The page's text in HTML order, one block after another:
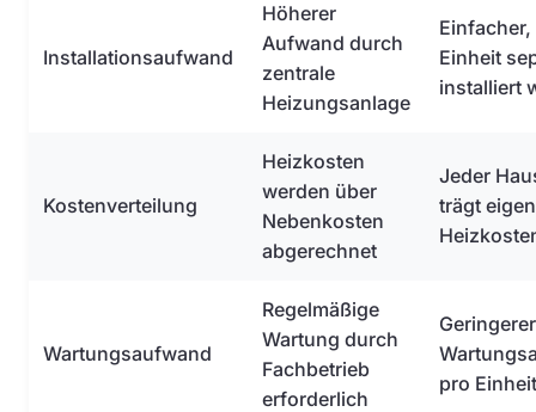
Installationsaufwand
Höherer
Aufwand durch
zentrale
Heizungsanlage
Einfacher,
Einheit
installiert
Kostenverteilung
Heizkosten
werden über
Nebenkosten
abgerechnet
Jeder
trägt
Wartungsaufwand
Regelmäßige
Wartung durch
Fachbetrieb
erforderlich
Geringerer
pro Einheit